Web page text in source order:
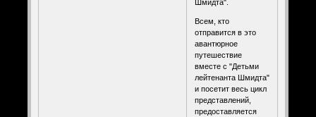
Шмидта".
Всем, кто
отправится в это
авантюрное
путешествие
вместе с "Детьми
лейтенанта Шмидта"
и посетит весь цикл
представлений,
предоставляется